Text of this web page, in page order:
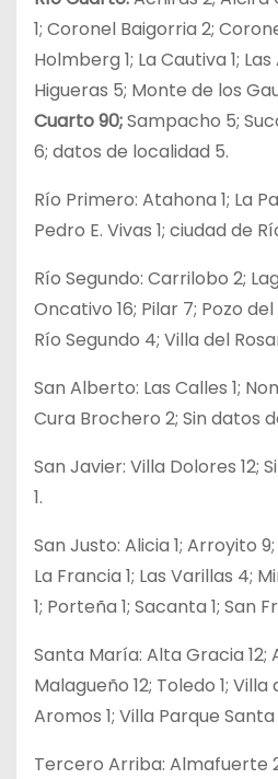
1; Coronel Baigorria 2;
Holmberg 1; La Cautiva 1;
Higueras 5; Monte de los
Cuarto 90;Sampacho 5;
6; datos de localidad 5.
Río Primero: Atahona 1; La
Pedro E. Vivas 1; ciudad de
Río Segundo: Carrilobo 2;
Oncativo 16; Pilar 7; Pozo
Río Segundo 4; Villa del
San Alberto: Las Calles 1;
Cura Brochero 2; Sin datos
San Javier: Villa Dolores 12;
1.
San Justo: Alicia 1; Arroyito
La Francia 1; Las Varillas 4;
1; Porteña 1; Sacanta 1; San
Santa María: Alta Gracia 12;
Malagueño 12; Toledo 1; Villa
Aromos 1; Villa Parque
Tercero Arriba: Almafuerte